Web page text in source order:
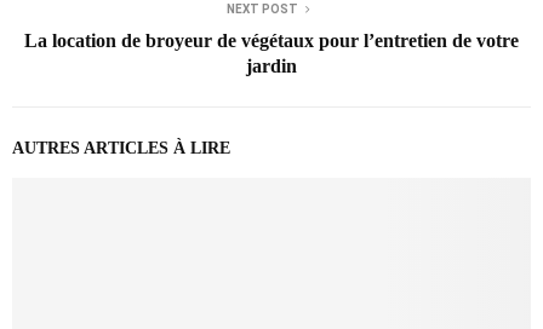
NEXT POST
La location de broyeur de végétaux pour l’entretien de votre
jardin
AUTRES ARTICLES À LIRE